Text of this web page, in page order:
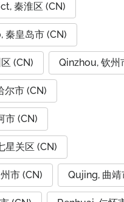
秦淮区 (CN)
秦皇岛市 (CN)
(CN) Qinzhou, 钦州
尔市 (CN)
市 (CN)
星关区 (CN)
市 (CN) Qujing, 曲靖